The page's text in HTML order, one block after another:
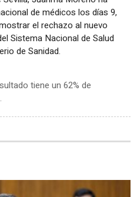
de médicos los días 9,
el rechazo al nuevo
Sistema Nacional de Salud
de Sanidad.
tiene un 62% de